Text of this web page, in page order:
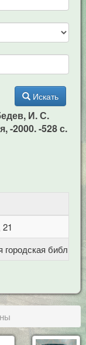
Искать
И. С.
-2000. -528 с.
городская